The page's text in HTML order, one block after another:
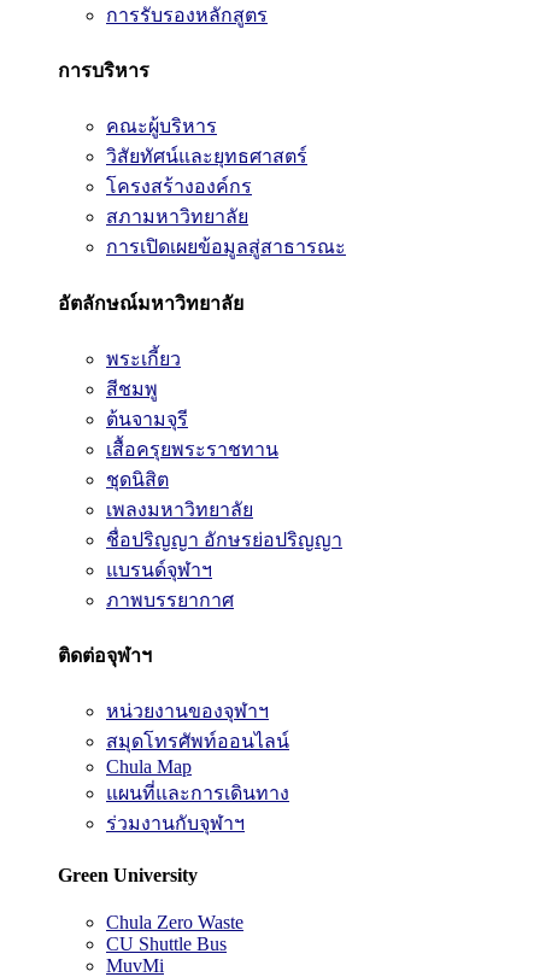
การรับรองหลักสูตร
การบริหาร
คณะผู้บริหาร
วิสัยทัศน์และยุทธศาสตร์
โครงสร้างองค์กร
สภามหาวิทยาลัย
การเปิดเผยข้อมูลสู่สาธารณะ
อัตลักษณ์มหาวิทยาลัย
พระเกี้ยว
สีชมพู
ต้นจามจุรี
เสื้อครุยพระราชทาน
ชุดนิสิต
เพลงมหาวิทยาลัย
ชื่อปริญญา อักษรย่อปริญญา
แบรนด์จุฬาฯ
ภาพบรรยากาศ
ติดต่อจุฬาฯ
หน่วยงานของจุฬาฯ
สมุดโทรศัพท์ออนไลน์
Chula Map
แผนที่และการเดินทาง
ร่วมงานกับจุฬาฯ
Green University
Chula Zero Waste
CU Shuttle Bus
MuvMi